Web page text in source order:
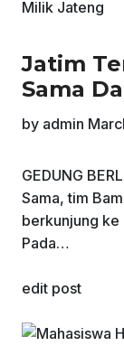
Jatim
Sama
by admin
GEDUNG
Sama, tim
berkunjung
Pada…
edit post